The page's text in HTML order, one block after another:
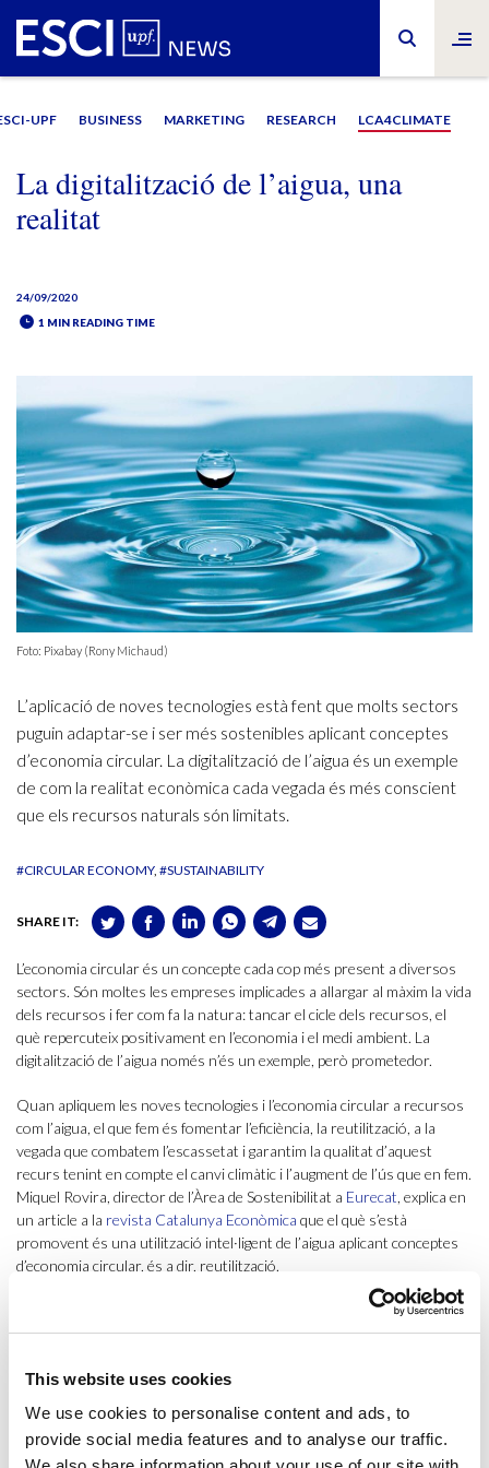
This website uses cookies
We use cookies to personalise content and ads, to
provide social media features and to analyse our traffic.
UPF BUSINESS MARKETING RESEARCH LCA4CLIMATE
La digitalització de l’aigua, una
realitat
24/09/2020
1 MIN READING TIME
Foto: Pixabay (Rony Michaud)
L’aplicació de noves tecnologies està fent que molts sectors
puguin adaptar-se i ser més sostenibles aplicant conceptes
d’economia circular. La digitalització de l’aigua és un exemple
de com la realitat econòmica cada vegada és més conscient
que els recursos naturals són limitats.
#CIRCULAR ECONOMY #SUSTAINABILITY
SHARE IT:
L’economia circular és un concepte cada cop més present a diversos
sectors. Són moltes les empreses implicades a allargar al màxim la vida
dels recursos i fer com fa la natura: tancar el cicle dels recursos, el
què repercuteix positivament en l’economia i el medi ambient. La
digitalització de l’aigua només n’és un exemple, però prometedor.
Quan apliquem les noves tecnologies i l’economia circular a recursos
com l’aigua, el que fem és fomentar l’eficiència, la reutilització, a la
vegada que combatem l’escassetat i garantim la qualitat d’aquest
recurs tenint en compte el canvi climàtic i l’augment de l’ús que en fem.
Miquel Rovira, director de l’Àrea de Sostenibilitat a Eurecat, explica en
un article a la revista Catalunya Econòmica que el què s’està
promovent és una utilització intel·ligent de l’aigua aplicant conceptes
d’economia circular, és a dir, reutilització.
Reutilització, en el cas de l’aigua, vol dir extreure’n els components de
valor (nutrients, metalls, etc.) i recuperar-ne l’energia. Però no tota
desenvolupar tractaments a mida i integrats al medi natural i també
d’aqüífers contaminats.